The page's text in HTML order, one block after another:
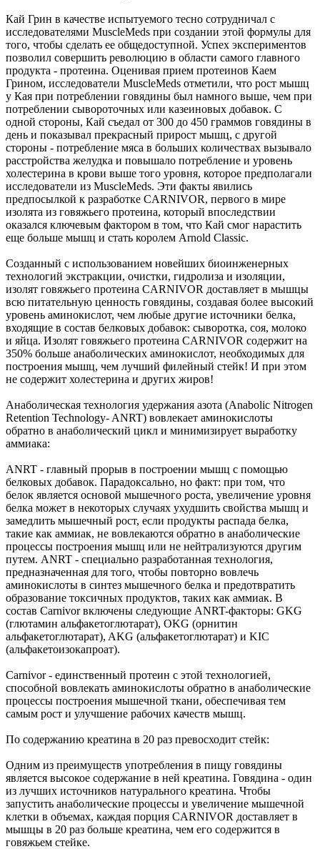
Кай Грин в качестве испытуемого тесно сотрудничал с
исследователями MuscleMeds при создании этой формулы для
того, чтобы сделать ее общедоступной. Успех экспериментов
позволил совершить революцию в области самого главного
продукта - протеина. Оценивая прием протеинов Каем
Грином, исследователи MuscleMeds отметили, что рост мышц
у Кая при потреблении говядины был намного выше, чем при
потреблении сывороточных или казеиновых добавок. С
одной стороны, Кай съедал от 300 до 450 граммов говядины в
день и показывал прекрасный прирост мышц, с другой
стороны - потребление мяса в больших количествах вызывало
расстройства желудка и повышало потребление и уровень
холестерина в крови выше того уровня, которое предполагали
исследователи из MuscleMeds. Эти факты явились
предпосылкой к разработке CARNIVOR, первого в мире
изолята из говяжьего протеина, который впоследствии
оказался ключевым фактором в том, что Кай смог нарастить
еще больше мышц и стать королем Arnold Classic.
Созданный с использованием новейших биоинженерных
технологий экстракции, очистки, гидролиза и изоляции,
изолят говяжьего протеина CARNIVOR доставляет в мышцы
всю питательную ценность говядины, создавая более высокий
уровень аминокислот, чем любые другие источники белка,
входящие в состав белковых добавок: сыворотка, соя, молоко
и яйца. Изолят говяжьего протеина CARNIVOR содержит на
350% больше анаболических аминокислот, необходимых для
построения мышц, чем лучший филейный стейк! И при этом
не содержит холестерина и других жиров!
Анаболическая технология удержания азота (Anabolic Nitrogen
Retention Technology- ANRT) вовлекает аминокислоты
обратно в анаболический цикл и минимизирует выработку
аммиака:
ANRT - главный прорыв в построении мышц с помощью
белковых добавок. Парадоксально, но факт: при том, что
белок является основой мышечного роста, увеличение уровня
белка может в некоторых случаях ухудшить свойства мышц и
замедлить мышечный рост, если продукты распада белка,
такие как аммиак, не вовлекаются обратно в анаболические
процессы построения мышц или не нейтрализуются другим
путем. ANRT - специально разработанная технология,
предназначенная для того, чтобы повторно вовлечь
аминокислоты в синтез мышечного белка и предотвратить
образование токсичных продуктов, таких как аммиак. В
состав Carnivor включены следующие ANRT-факторы: GKG
(глютамин альфакетоглютарат), OKG (орнитин
альфакетоглютарат), AKG (альфакетоглютарат) и KIC
(альфакетоизокапроат).
Carnivor - единственный протеин с этой технологией,
способной вовлекать аминокислоты обратно в анаболические
процессы построения мышечной ткани, обеспечивая тем
самым рост и улучшение рабочих качеств мышц.
По содержанию креатина в 20 раз превосходит стейк:
Одним из преимуществ употребления в пищу говядины
является высокое содержание в ней креатина. Говядина - один
из лучших источников натурального креатина. Чтобы
запустить анаболические процессы и увеличение мышечной
клетки в объемах, каждая порция CARNIVOR доставляет в
мышцы в 20 раз больше креатина, чем его содержится в
говяжьем стейке.